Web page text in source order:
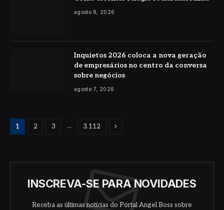
agosto 8, 2026
Inquietos 2026 coloca a nova geração
de empresários no centro da conversa
sobre negócios
agosto 7, 2026
1 2 3 ... 3.112 Proximo
INSCREVA-SE PARA NOVIDADES
Receba as últimas notícias do Portal Angel Boss sobre